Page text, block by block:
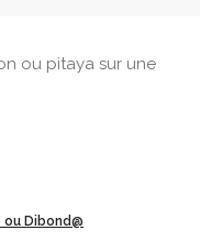
Dibond@